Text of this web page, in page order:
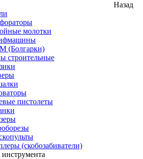
Назад
молотки
(Болгарки)
строительные
пистолеты
(скобозабиватели)